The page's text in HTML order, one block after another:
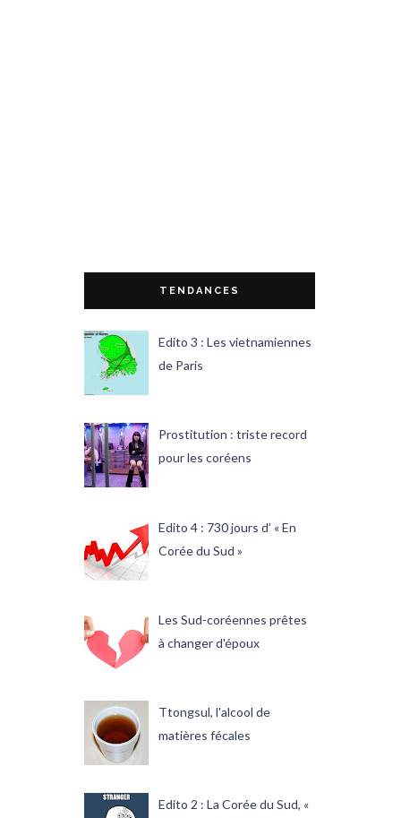
TENDANCES
Edito 3 : Les vietnamiennes
de Paris
Prostitution : triste record
pour les coréens
Edito 4 : 730 jours d’ « En
Corée du Sud »
Les Sud-coréennes prêtes
à changer d'époux
Ttongsul, l'alcool de
matières fécales
Edito 2 : La Corée du Sud, «